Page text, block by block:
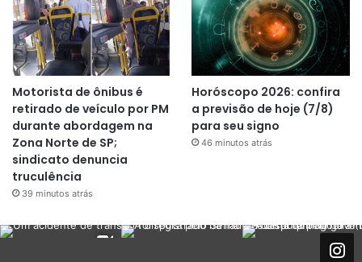
Motorista de ônibus é
retirado de veículo por PM
durante abordagem na
Zona Norte de SP;
sindicato denuncia
truculência
39 minutos atrás
Horóscopo 2026: confira
a previsão de hoje (7/8)
para seu signo
46 minutos atrás